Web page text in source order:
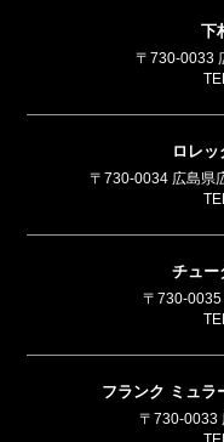
下
〒730-0033
ロレ
〒730-0034 広島県
チュー
〒730-0035
フランク ミュラ
〒730-0033